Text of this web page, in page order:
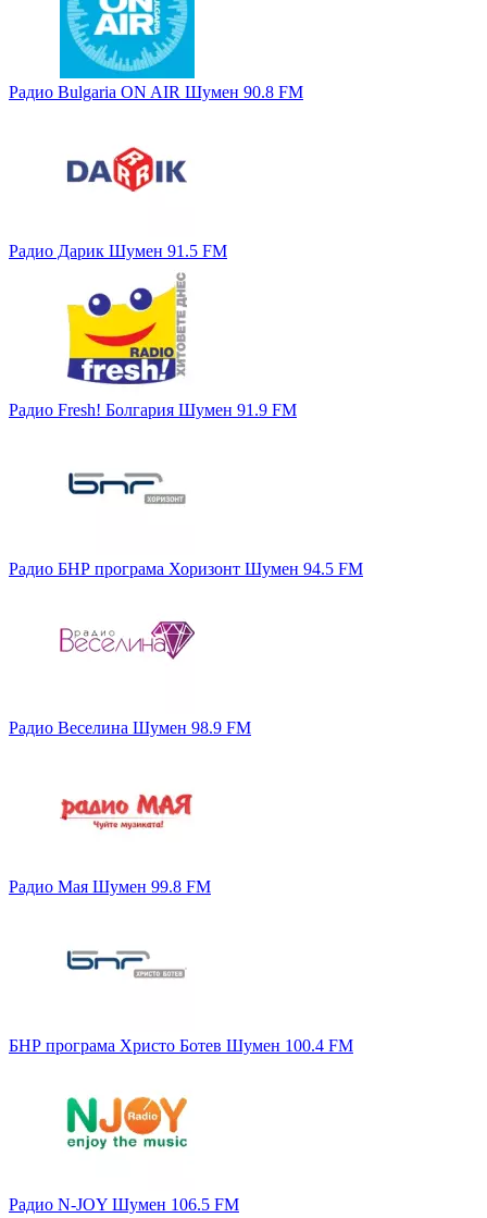
Радио Bulgaria ON AIR Шумен 90.8 FM
Радио Дарик Шумен 91.5 FM
Радио Fresh! Болгария Шумен 91.9 FM
Радио БНР програма Хоризонт Шумен 94.5 FM
Радио Веселина Шумен 98.9 FM
Радио Мая Шумен 99.8 FM
БНР програма Христо Ботев Шумен 100.4 FM
Радио N-JOY Шумен 106.5 FM